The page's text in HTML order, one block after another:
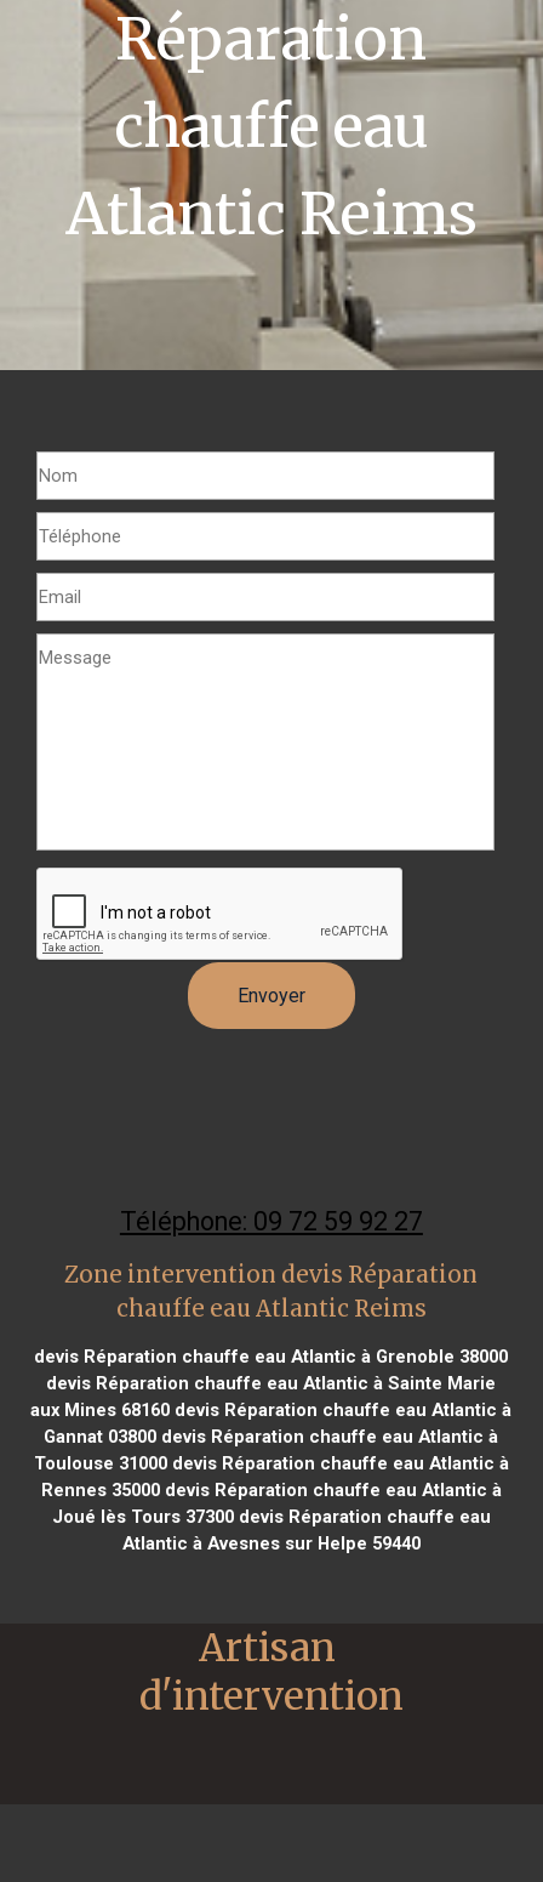
Réparation
chauffe eau
Atlantic Reims
Téléphone: 09 72 59 92 27
Zone intervention devis Réparation
chauffe eau Atlantic Reims
devis Réparation chauffe eau Atlantic à Grenoble 38000
devis Réparation chauffe eau Atlantic à Sainte Marie
aux Mines 68160 devis Réparation chauffe eau Atlantic à
Gannat 03800 devis Réparation chauffe eau Atlantic à
Toulouse 31000devis Réparation chauffe eau Atlantic à
Rennes 35000devis Réparation chauffe eau Atlantic à
Joué lès Tours 37300devis Réparation chauffe eau
Atlantic à Avesnes sur Helpe 59440
Artisan
d'intervention